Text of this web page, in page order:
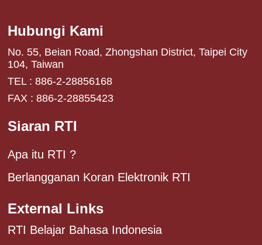
Hubungi Kami
No. 55, Beian Road, Zhongshan District, Taipei City
104, Taiwan
TEL : 886-2-28856168
FAX : 886-2-28855423
Siaran RTI
Apa itu RTI ?
Berlangganan Koran Elektronik RTI
External Links
RTI Belajar Bahasa Indonesia